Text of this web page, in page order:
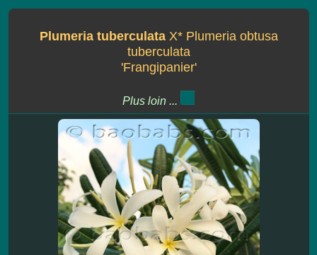
Plumeria tuberculata X* Plumeria obtusa
tuberculata
'Frangipanier'
Plus loin ...